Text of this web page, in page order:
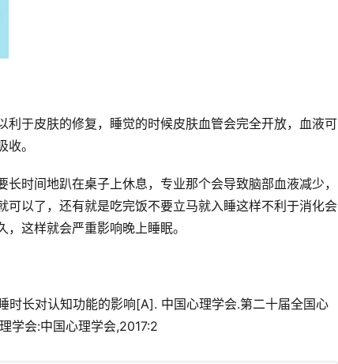
于皮肤的修复，睡觉的时候皮肤血管会完全开放，血液可
。
时间地趴在桌子上休息，专业那个会导致脑部血液减少，
以了，还有就是吃完饭不要立马就入睡这样不利于消化会
这样就会严重影响晚上睡眠。
时长对认知功能的影响[A]. 中国心理学会.第二十届全国心
学会:中国心理学会,2017:2